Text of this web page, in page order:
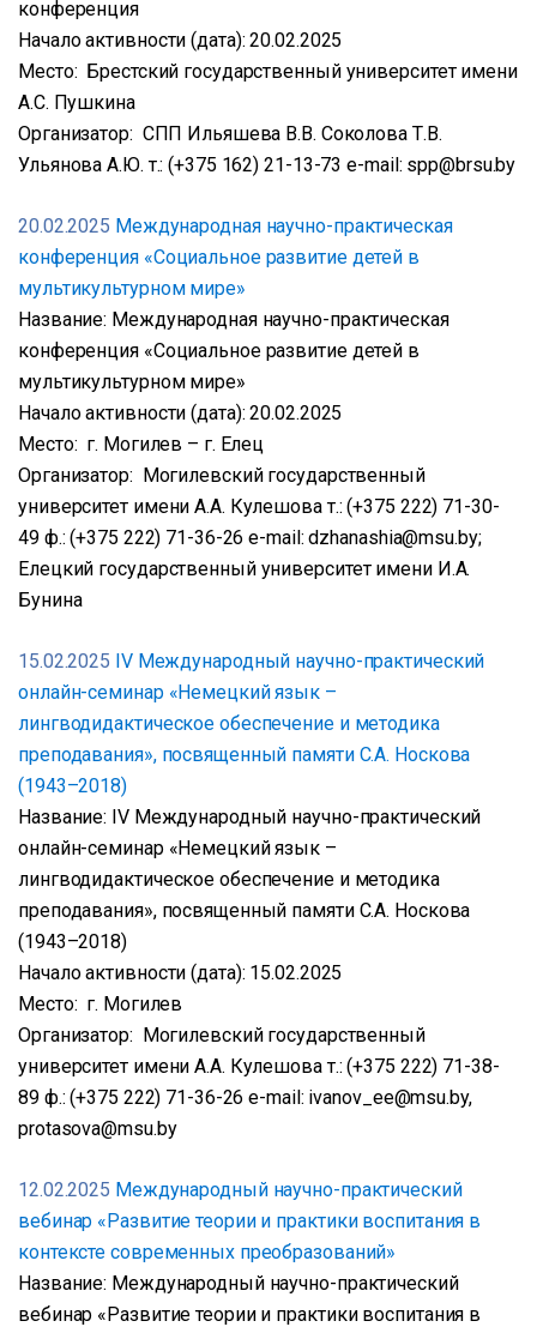
конференция
Начало активности (дата): 20.02.2025
Место: Брестский государственный университет имени
А.С. Пушкина
Организатор: СПП Ильяшева В.В. Соколова Т.В.
Ульянова А.Ю. т.: (+375 162) 21-13-73 e-mail: spp@brsu.by
20.02.2025 Международная научно-практическая
конференция «Социальное развитие детей в
мультикультурном мире»
Название: Международная научно-практическая
конференция «Социальное развитие детей в
мультикультурном мире»
Начало активности (дата): 20.02.2025
Место: г. Могилев – г. Елец
Организатор: Могилевский государственный
университет имени А.А. Кулешова т.: (+375 222) 71-30-
49 ф.: (+375 222) 71-36-26 е-mail: dzhanashia@msu.by;
Елецкий государственный университет имени И.А.
Бунина
15.02.2025 IV Международный научно-практический
онлайн-семинар «Немецкий язык –
лингводидактическое обеспечение и методика
преподавания», посвященный памяти С.А. Носкова
(1943–2018)
Название: IV Международный научно-практический
онлайн-семинар «Немецкий язык –
лингводидактическое обеспечение и методика
преподавания», посвященный памяти С.А. Носкова
(1943–2018)
Начало активности (дата): 15.02.2025
Место: г. Могилев
Организатор: Могилевский государственный
университет имени А.А. Кулешова т.: (+375 222) 71-38-
89 ф.: (+375 222) 71-36-26 е-mail: ivanov_ee@msu.by,
protasova@msu.by
12.02.2025 Международный научно-практический
вебинар «Развитие теории и практики воспитания в
контексте современных преобразований»
Название: Международный научно-практический
вебинар «Развитие теории и практики воспитания в